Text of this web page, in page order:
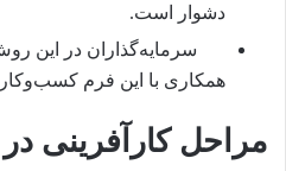
دشوار است.
سرمایه‌گذاران در این
همکاری با این فرم کسب‌وکار
مراحل کارآفرینی